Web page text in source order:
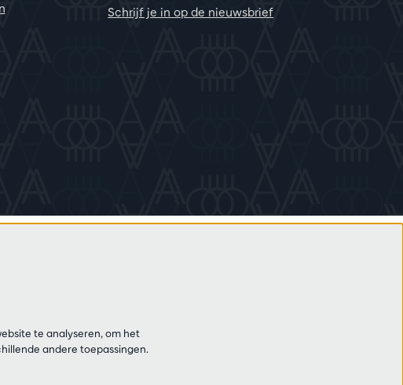
Schrijf je in op de nieuwsbrief
te analyseren, om het
andere toepassingen.